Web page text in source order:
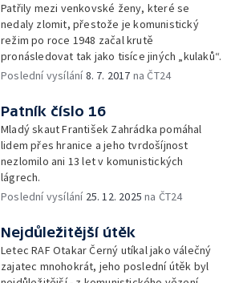
Patřily mezi venkovské ženy, které se
nedaly zlomit, přestože je komunistický
režim po roce 1948 začal krutě
pronásledovat tak jako tisíce jiných „kulaků“.
Poslední vysílání8. 7. 2017 na ČT24
Patník číslo 16
Mladý skaut František Zahrádka pomáhal
lidem přes hranice a jeho tvrdošíjnost
nezlomilo ani 13 let v komunistických
lágrech.
Poslední vysílání 25. 12. 2025 na ČT24
Nejdůležitější útěk
Letec RAF Otakar Černý utíkal jako válečný
zajatec mnohokrát, jeho poslední útěk byl